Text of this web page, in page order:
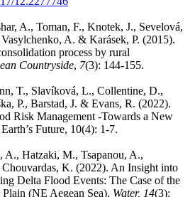
A., Toman, F., Knotek, J., Sevelová,
A. & Karásek, P. (2015).
process by rural
Countryside, 7(3): 144-155.
T., Slavíková, L., Collentine, D.,
P., Barstad, J. & Evans, R. (2022).
Risk Management -Towards a New
Future, 10(4): 1-7.
A., Hatzaki, M., Tsapanou, A.,
K. (2022). An Insight into
Delta Flood Events: The Case of the
(NE Aegean Sea), Water, 14(3):